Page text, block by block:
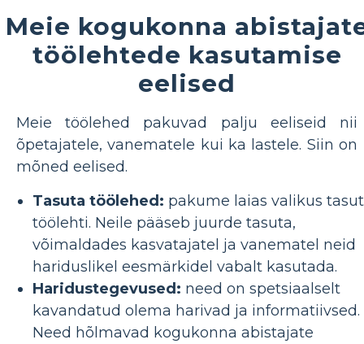
Meie kogukonna
töölehtede kasutamise
eelised
Meie töölehed pakuvad palju eeliseid nii
õpetajatele, vanematele kui ka lastele. Siin on
mõned eelised.
Tasuta töölehed: pakume laias valikus
töölehti. Neile pääseb juurde tasuta,
võimaldades kasvatajatel ja vanematel neid
hariduslikel eesmärkidel vabalt kasutada.
Haridustegevused: need on spetsiaalselt
kavandatud olema harivad ja informatiivsed.
Need hõlmavad kogukonna abistajate